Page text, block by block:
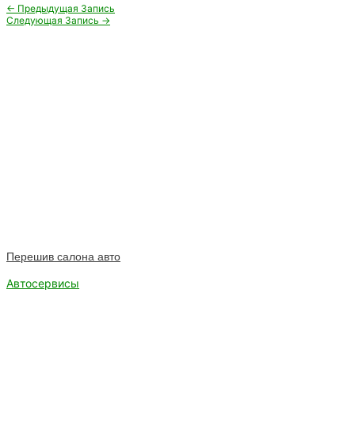
Навигация
по
← Предыдущая Запись
Следующая Запись →
Перешив салона авто
Автосервисы